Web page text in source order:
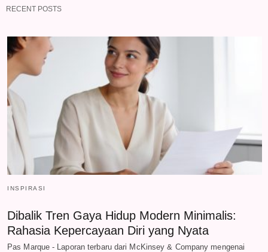
RECENT POSTS
INSPIRASI
Dibalik Tren Gaya Hidup Modern Minimalis:
Rahasia Kepercayaan Diri yang Nyata
Pas Marque - Laporan terbaru dari McKinsey & Company mengenai